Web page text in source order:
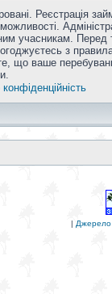
Реєстрація
учасникам. Перед
з
що ваше
| Джерело